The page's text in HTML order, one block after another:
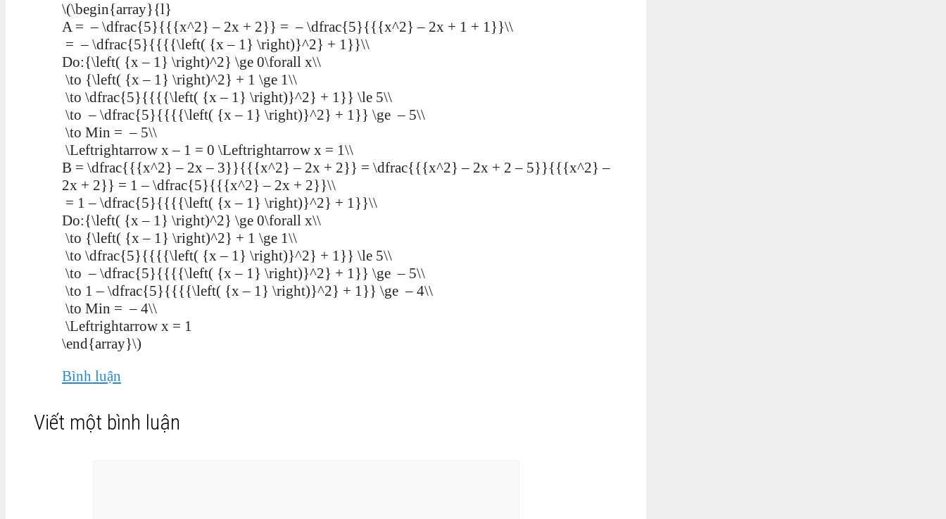
\(\begin{array}{l}
A = – \dfrac{5}{{{x^2} – 2x + 2}} = – \dfrac{5}{{{x^2} – 2x + 1 + 1}}\\
= – \dfrac{5}{{{{\left( {x – 1} \right)}^2} + 1}}\\
Do:{\left( {x – 1} \right)^2} \ge 0\forall x\\
\to {\left( {x – 1} \right)^2} + 1 \ge 1\\
\to \dfrac{5}{{{{\left( {x – 1} \right)}^2} + 1}} \le 5\\
\to – \dfrac{5}{{{{\left( {x – 1} \right)}^2} + 1}} \ge – 5\\
\to Min = – 5\\
\Leftrightarrow x – 1 = 0 \Leftrightarrow x = 1\\
B = \dfrac{{{x^2} – 2x – 3}}{{{x^2} – 2x + 2}} = \dfrac{{{x^2} – 2x + 2 – 5}}{{{x^2} –
2x + 2}} = 1 – \dfrac{5}{{{x^2} – 2x + 2}}\\
= 1 – \dfrac{5}{{{{\left( {x – 1} \right)}^2} + 1}}\\
Do:{\left( {x – 1} \right)^2} \ge 0\forall x\\
\to {\left( {x – 1} \right)^2} + 1 \ge 1\\
\to \dfrac{5}{{{{\left( {x – 1} \right)}^2} + 1}} \le 5\\
\to – \dfrac{5}{{{{\left( {x – 1} \right)}^2} + 1}} \ge – 5\\
\to 1 – \dfrac{5}{{{{\left( {x – 1} \right)}^2} + 1}} \ge – 4\\
\to Min = – 4\\
\Leftrightarrow x = 1
\end{array}\)
Bình luận
Viết một bình luận